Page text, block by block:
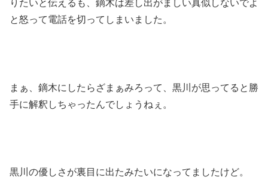
りたいと伝えるも、鏑木は差し出がましい真似しないでよ
と怒って電話を切ってしまいました。
まぁ、鏑木にしたらざまぁみろって、黒川が思ってると勝
手に解釈しちゃったんでしょうねぇ。
黒川の優しさが裏目に出たみたいになってましたけど。